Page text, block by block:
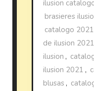
ilusion
brasieres
catalogo
de ilusion 2021
ilusion ,
ilusion 2021 ,
blusas ,